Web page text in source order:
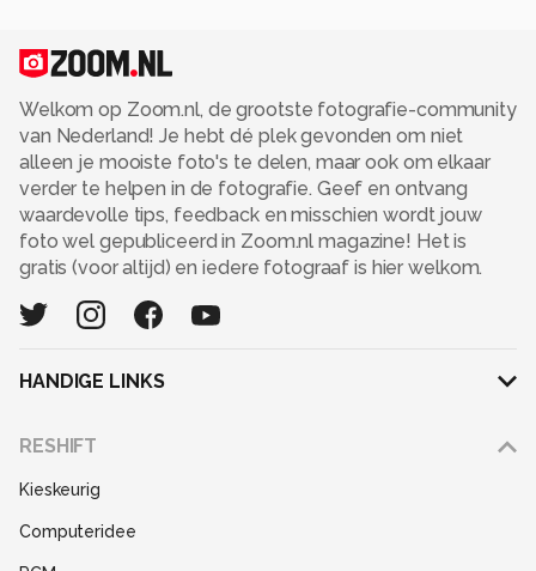
Welkom op Zoom.nl, de grootste fotografie-community
van Nederland! Je hebt dé plek gevonden om niet
alleen je mooiste foto's te delen, maar ook om elkaar
verder te helpen in de fotografie. Geef en ontvang
waardevolle tips, feedback en misschien wordt jouw
foto wel gepubliceerd in Zoom.nl magazine! Het is
gratis (voor altijd) en iedere fotograaf is hier welkom.
HANDIGE LINKS
RESHIFT
Kieskeurig
Computeridee